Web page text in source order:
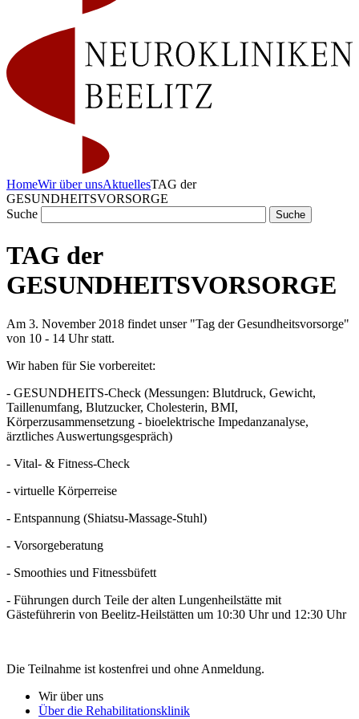
HomeWir über unsAktuellesTAG der
GESUNDHEITSVORSORGE
Suche
TAG der
GESUNDHEITSVORSORGE
Am 3. November 2018 findet unser "Tag der Gesundheitsvorsorge"
von 10 - 14 Uhr statt.
Wir haben für Sie vorbereitet:
- GESUNDHEITS-Check (Messungen: Blutdruck, Gewicht,
Taillenumfang, Blutzucker, Cholesterin, BMI,
Körperzusammensetzung - bioelektrische Impedanzanalyse,
ärztliches Auswertungsgespräch)
- Vital- & Fitness-Check
- virtuelle Körperreise
- Entspannung (Shiatsu-Massage-Stuhl)
- Vorsorgeberatung
- Smoothies und Fitnessbüfett
- Führungen durch Teile der alten Lungenheilstätte mit
Gästeführerin von Beelitz-Heilstätten um 10:30 Uhr und 12:30 Uhr
Die Teilnahme ist kostenfrei und ohne Anmeldung.
Wir über uns
Über die Rehabilitationsklinik